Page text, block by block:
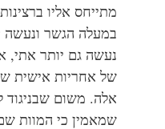
מתייחס אליו ברצינות
במעלה הגשר ונעשה
נעשה גם יותר אתי, אך
של אחריות אישית
אלה. משום שבניגוד
שמאמין כי המוות שם